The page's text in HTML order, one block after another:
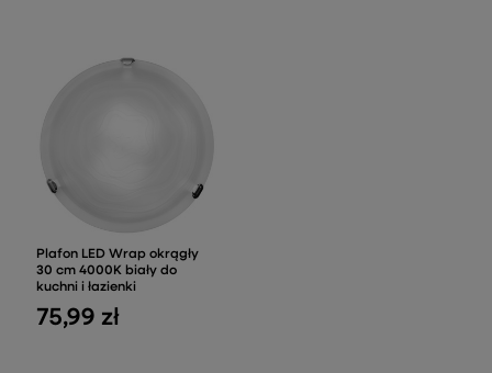
Plafon LED Wrap okrągły
30 cm 4000K biały do
kuchni i łazienki
75,99 zł